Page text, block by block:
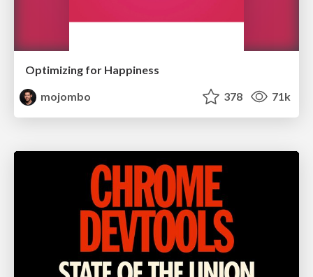
Optimizing for Happiness
mojombo
378 71k